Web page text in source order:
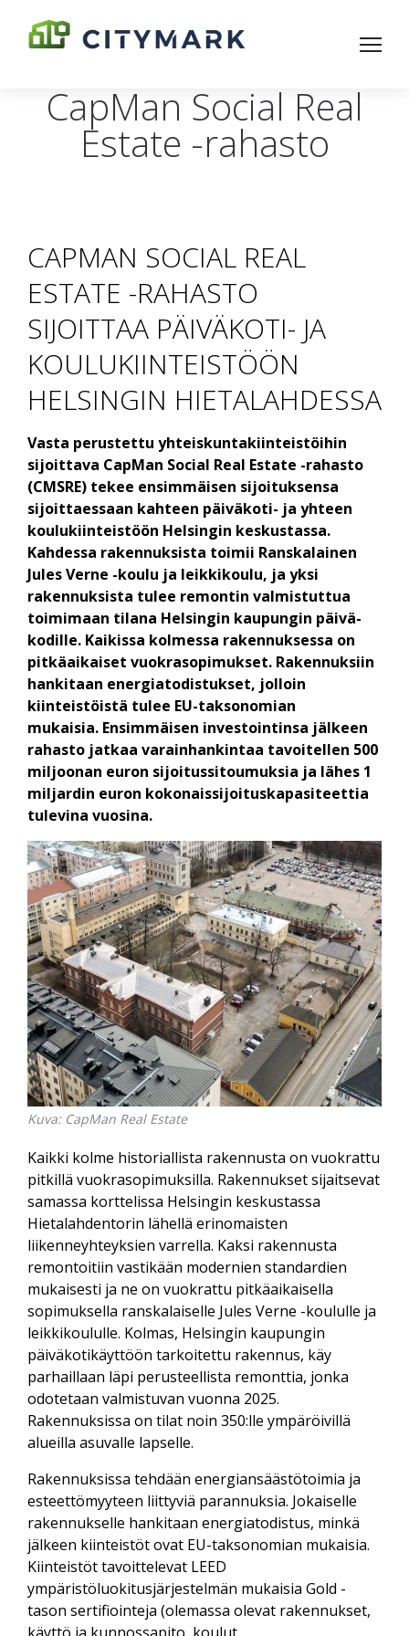
CapMan Social Real
Estate -rahasto
CAPMAN SOCIAL REAL
ESTATE -RAHASTO
SIJOITTAA PÄIVÄKOTI- JA
KOULUKIINTEISTÖÖN
HELSINGIN HIETALAHDESSA
Vasta perustettu yhteiskunta­kiinteistöihin
sijoittava CapMan Social Real Estate -rahasto
(CMSRE) tekee ensimmäisen sijoituksensa
sijoittaessaan kahteen päivä­koti- ja yhteen
koulu­kiinteistöön Helsingin keskustassa.
Kahdessa rakennuksista toimii Ranskalainen
Jules Verne -koulu ja leikki­koulu, ja yksi
rakennuksista tulee remontin valmistuttua
toimimaan tilana Helsingin kaupungin päivä­
kodille. Kaikissa kolmessa rakennuksessa on
pitkä­aikaiset vuokra­sopimukset. Rakennuksiin
hankitaan energia­todistukset, jolloin
kiinteistöistä tulee EU-taksonomian
mukaisia. Ensimmäisen investointinsa jälkeen
rahasto jatkaa varain­hankintaa tavoitellen 500
miljoonan euron sijoitus­sitoumuksia ja lähes 1
miljardin euron kokonais­sijoitus­kapasiteettia
tulevina vuosina.
Kuva: CapMan Real Estate
Kaikki kolme historiallista rakennusta on vuokrattu
pitkillä vuokrasopimuksilla. Rakennukset sijaitsevat
samassa korttelissa Helsingin keskustassa
Hietalahdentorin lähellä erinomaisten
liikenneyhteyksien varrella. Kaksi rakennusta
remontoitiin vastikään modernien standardien
mukaisesti ja ne on vuokrattu pitkäaikaisella
sopimuksella ranskalaiselle Jules Verne -koululle ja
leikkikoululle. Kolmas, Helsingin kaupungin
päiväkotikäyttöön tarkoitettu rakennus, käy
parhaillaan läpi perusteellista remonttia, jonka
odotetaan valmistuvan vuonna 2025.
Rakennuksissa on tilat noin 350:lle ympäröivillä
alueilla asuvalle lapselle.
Rakennuksissa tehdään energiansäästötoimia ja
esteettömyyteen liittyviä parannuksia. Jokaiselle
rakennukselle hankitaan energiatodistus, minkä
jälkeen kiinteistöt ovat EU-taksonomian mukaisia.
Kiinteistöt tavoittelevat LEED
ympäristöluokitusjärjestelmän mukaisia Gold -
tason sertifiointeja (olemassa olevat rakennukset,